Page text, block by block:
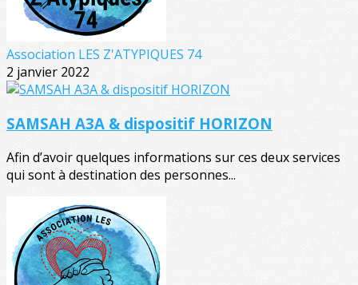
Association LES Z'ATYPIQUES 74
2 janvier 2022
SAMSAH A3A & dispositif HORIZON
Afin d’avoir quelques informations sur ces deux services
qui sont à destination des personnes...